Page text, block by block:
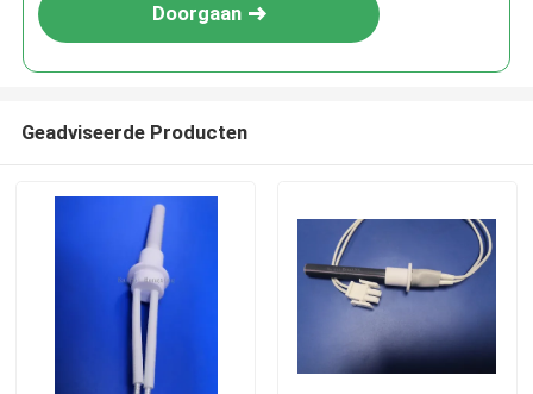
Doorgaan
Geadviseerde Producten